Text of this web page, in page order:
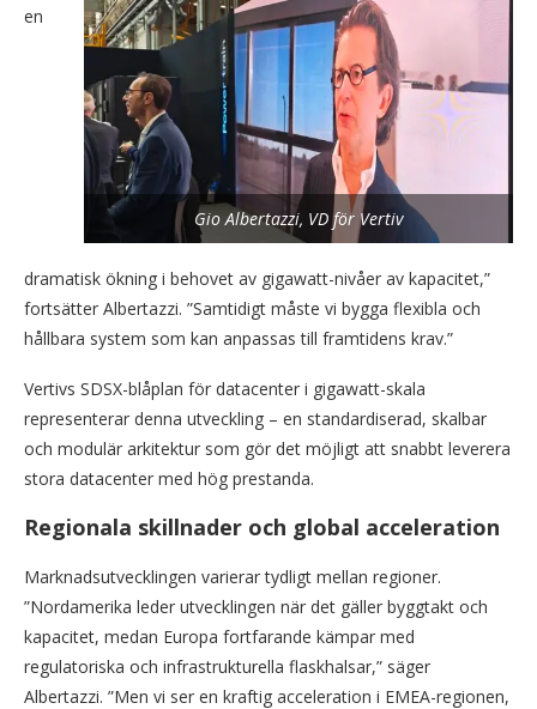
Gio Albertazzi, VD för Vertiv
en
dramatisk ökning i behovet av gigawatt-nivåer av kapacitet,”
fortsätter Albertazzi. ”Samtidigt måste vi bygga flexibla och
hållbara system som kan anpassas till framtidens krav.”
Vertivs SDSX-blåplan för datacenter i gigawatt-skala
representerar denna utveckling – en standardiserad, skalbar
och modulär arkitektur som gör det möjligt att snabbt leverera
stora datacenter med hög prestanda.
Regionala skillnader och global acceleration
Marknadsutvecklingen varierar tydligt mellan regioner.
”Nordamerika leder utvecklingen när det gäller byggtakt och
kapacitet, medan Europa fortfarande kämpar med
regulatoriska och infrastrukturella flaskhalsar,” säger
Albertazzi. ”Men vi ser en kraftig acceleration i EMEA-regionen,